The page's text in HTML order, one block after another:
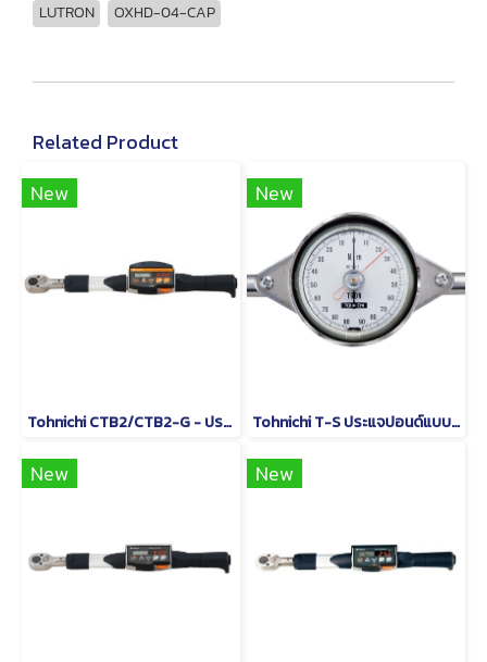
LUTRON OXHD-04-CAP
Related Product
New
Tohnichi CTB2/CTB2-G - ประแจปอนด์แบบดิจิทัล
New
Tohnichi T-S ประแจปอนด์แบบหน้าปัดชนิดด้ามจับรูปตัว T
New New